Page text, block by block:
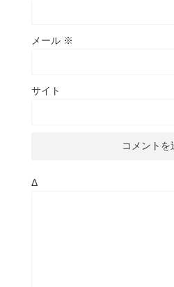
メール ※
サイト
Δ